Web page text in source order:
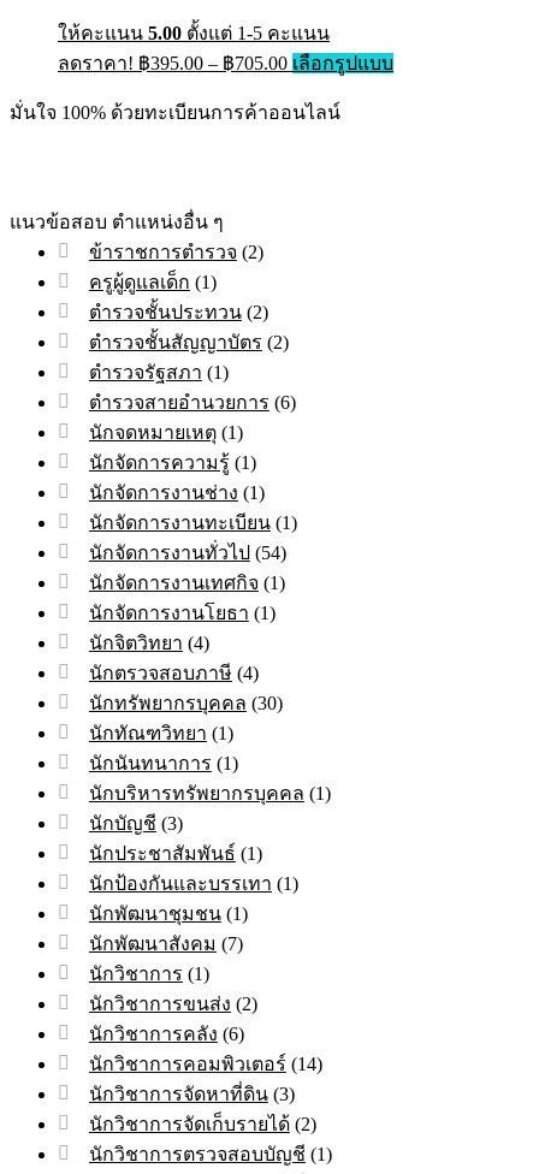
ให้คะแนน 5.00 ตั้งแต่ 1-5 คะแนน
ลดราคา! ฿395.00 – ฿705.00 เลือกรูปแบบ
มั่นใจ 100% ด้วยทะเบียนการค้าออนไลน์
แนวข้อสอบ ตำแหน่งอื่น ๆ
ข้าราชการตำรวจ (2)
ครูผู้ดูแลเด็ก (1)
ตำรวจชั้นประทวน (2)
ตำรวจชั้นสัญญาบัตร (2)
ตำรวจรัฐสภา (1)
ตำรวจสายอำนวยการ (6)
นักจดหมายเหตุ (1)
นักจัดการความรู้ (1)
นักจัดการงานช่าง (1)
นักจัดการงานทะเบียน (1)
นักจัดการงานทั่วไป (54)
นักจัดการงานเทศกิจ (1)
นักจัดการงานโยธา (1)
นักจิตวิทยา (4)
นักตรวจสอบภาษี (4)
นักทรัพยากรบุคคล (30)
นักทัณฑวิทยา (1)
นักนันทนาการ (1)
นักบริหารทรัพยากรบุคคล (1)
นักบัญชี (3)
นักประชาสัมพันธ์ (1)
นักป้องกันและบรรเทา (1)
นักพัฒนาชุมชน (1)
นักพัฒนาสังคม (7)
นักวิชาการ (1)
นักวิชาการขนส่ง (2)
นักวิชาการคลัง (6)
นักวิชาการคอมพิวเตอร์ (14)
นักวิชาการจัดหาที่ดิน (3)
นักวิชาการจัดเก็บรายได้ (2)
นักวิชาการตรวจสอบบัญชี (1)